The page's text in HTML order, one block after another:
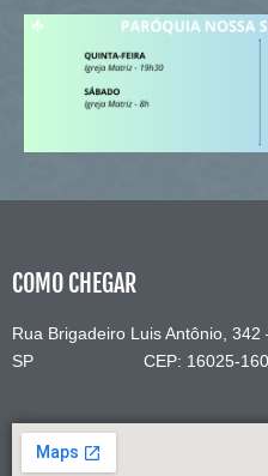
COMO CHEGAR
Rua Brigadeiro Luis Antônio,
SP CEP: 16025-160